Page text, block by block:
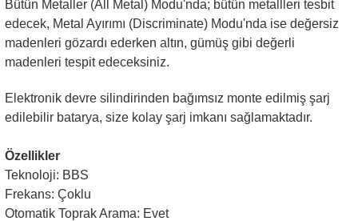
Bütün Metaller (All Metal) Modu'nda; bütün metallleri tesbit
edecek, Metal Ayırımı (Discriminate) Modu'nda ise değersiz
madenleri gözardı ederken altın, gümüş gibi değerli
madenleri tespit edeceksiniz.
Elektronik devre silindirinden bağımsız monte edilmiş şarj
edilebilir batarya, size kolay şarj imkanı sağlamaktadır.
Özellikler
Teknoloji: BBS
Frekans: Çoklu
Otomatik Toprak Arama: Evet